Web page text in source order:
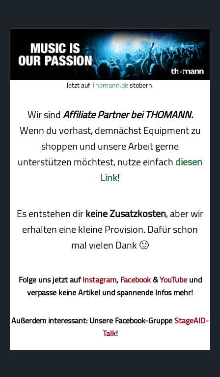
Jetzt aufThomann.destöbern.
Wir sindAffiliate Partner bei THOMANN.
Wenn du vorhast, demnächst Equipment zu
shoppen und unsere Arbeit gerne
unterstützen möchtest, nutze einfachdiesen
Link!
Es entstehen dirkeine Zusatzkosten, aber wir
erhalten eine kleine Pro­vi­sion. Dafür schon
mal vielen Dank 🙂
Folge uns jetzt aufInstagram,Facebook&YouTubeund
verpasse keine Artikel und spannende Infos mehr!
Außerdem interessant: Unsere Facebook-GruppeStageAID-
Talk!